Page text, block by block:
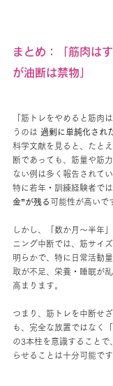
まとめ：「筋肉は
が油断は禁物」
「筋トレをやめると筋肉
うのは 過剰に単純化され
科学文献を見ると、たと
断であっても、筋量や筋
ない例は多く報告されてい
特に若年・訓練経験者では
金”が残る 可能性が高いで
しかし、「数か月〜半年
ニング中断では、筋サイ
明らかで、特に日常活動
取が不足、栄養・睡眠が
高まります。
つまり、筋トレを中断せ
も、完全な放置ではなく
の3本柱を意識することで
らせることは十分可能です